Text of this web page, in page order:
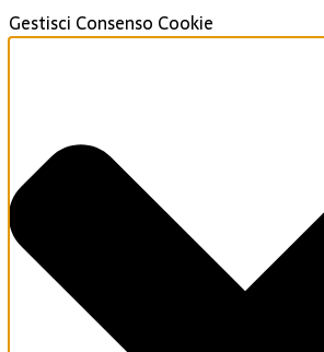
Gestisci Consenso Cookie